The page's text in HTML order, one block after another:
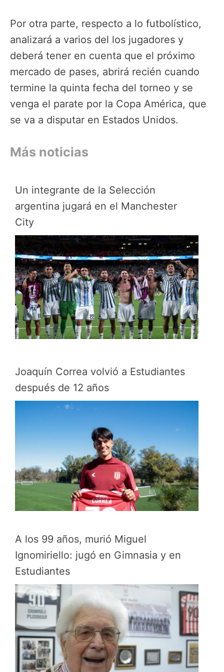
Por otra parte, respecto a lo futbolístico,
analizará a varios del los jugadores y
deberá tener en cuenta que el próximo
mercado de pases, abrirá recién cuando
termine la quinta fecha del torneo y se
venga el parate por la Copa América, que
se va a disputar en Estados Unidos.
Más noticias
Un integrante de la Selección
argentina jugará en el Manchester
City
Joaquín Correa volvió a Estudiantes
después de 12 años
A los 99 años, murió Miguel
Ignomiriello: jugó en Gimnasia y en
Estudiantes